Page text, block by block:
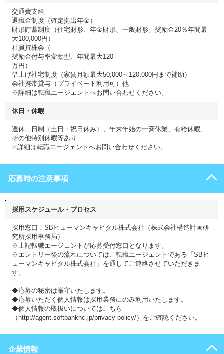
交通費支給
退職金制度（確定拠出年金）
財形貯蓄制度（住宅財形、年金財形、一般財形。奨励金20％年間最
大100,000円）
社員持株会（
奨励金付与率変動型、年間最大120
万円）
借上げ社宅制度（家賃月額最大50,000～120,000円まで補助）
会社携帯貸与（プライベート利用可）他
※詳細は転職エージェントへお問い合わせください。
休日・休暇
週休二日制（土日・祝日休み）、年末年始の一斉休業、有給休暇、
その他特別休暇等あり
※詳細は転職エージェントへお問い合わせください。
応募時の注意事項
採用スケジュール・プロセス
採用窓口：SBヒューマンキャピタル株式会社（株式会社構造計画研
究所採用事務局）
※上記転職エージェントが応募受付窓口となります。
※エントリー後の流れについては、転職エージェントである「SBヒ
ューマンキャピタル株式会社」を通してご連絡させていただきま
す。
◆応募の秘密は厳守いたします。
◆応募いただく個人情報は採用業務にのみ利用いたします。
◆個人情報の取扱いについてはこちら
（http://agent.softbankhc.jp/privacy-policy/）をご確認ください。
企業情報